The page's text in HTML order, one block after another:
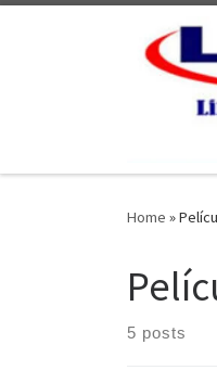
Home »
5 posts